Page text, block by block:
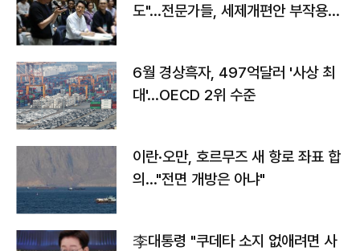
도"…전문가들, 세제개편안 부작용
6월 경상흑자, 497억달러 '사상 최
대'…OECD 2위 수준
이란·오만, 호르무즈 새 항로 좌표 합
의…"전면 개방은 아냐"
李대통령 "쿠데타 소지 없애려면 사